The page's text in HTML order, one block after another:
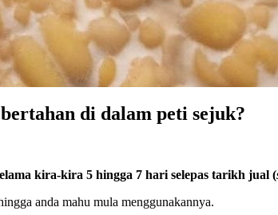
di dalam peti sejuk?
kira-kira 5 hingga 7 hari selepas tarikh jual (
anda mahu mula menggunakannya.